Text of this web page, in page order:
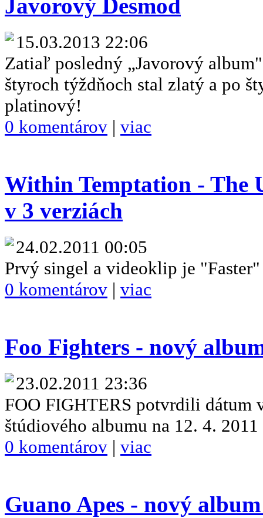
Javorový Desmod
15.03.2013 22:06
Zatiaľ posledný „Javorový
štyroch týždňoch stal zlatý a po
platinový!
0 komentárov | viac
Within Temptation - The
v 3 verziách
24.02.2011 00:05
Prvý singel a videoklip je "Faster"
0 komentárov | viac
Foo Fighters - nový
23.02.2011 23:36
FOO FIGHTERS potvrdili dátum
štúdiového albumu na 12. 4. 2011
0 komentárov | viac
Guano Apes - nový